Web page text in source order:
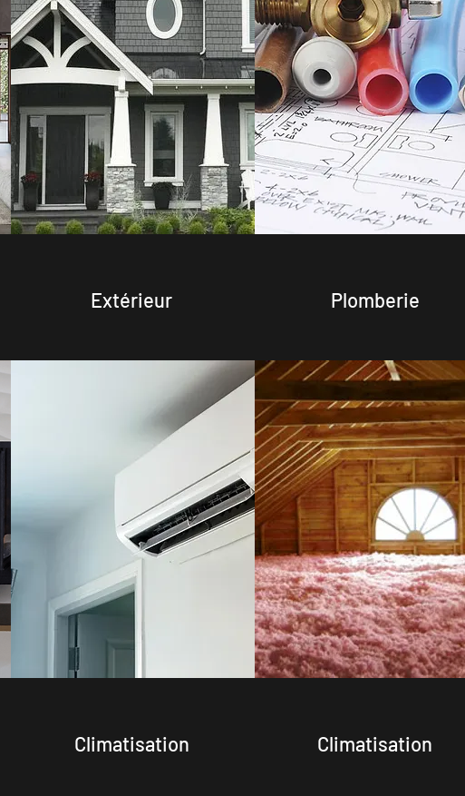
Extérieur Plomberie
Climatisation Climatisation